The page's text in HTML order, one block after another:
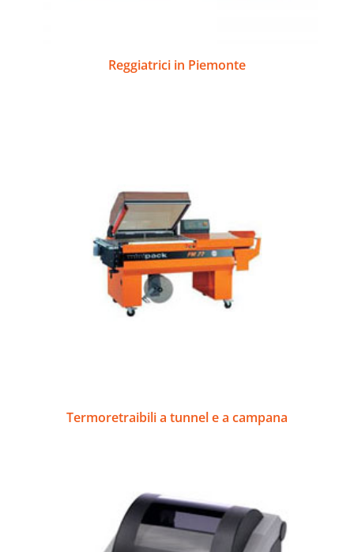
Reggiatrici in Piemonte
Termoretraibili a tunnel e a campana